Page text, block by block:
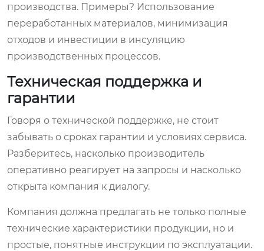
производства. Примеры? Использование
переработанных материалов, минимизация
отходов и инвестиции в инсуляцию
производственных процессов.
Техническая поддержка и
гарантии
Говоря о технической поддержке, не стоит
забывать о сроках гарантии и условиях сервиса.
Разберитесь, насколько производитель
оперативно реагирует на запросы и насколько
открыта компания к диалогу.
Компания должна предлагать не только полные
технические характеристики продукции, но и
простые, понятные инструкции по эксплуатации.